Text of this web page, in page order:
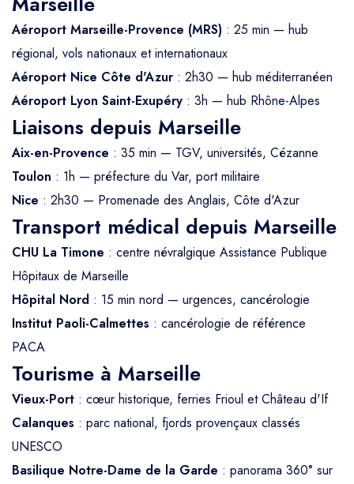
Aéroport Marseille-Provence (MRS) : 25 min — hub
régional, vols nationaux et internationaux
Aéroport Nice Côte d'Azur : 2h30 — hub méditerranéen
Aéroport Lyon Saint-Exupéry : 3h — hub Rhône-Alpes
Liaisons depuis Marseille
Aix-en-Provence : 35 min — TGV, universités, Cézanne
Toulon : 1h — préfecture du Var, port militaire
Nice : 2h30 — Promenade des Anglais, Côte d'Azur
Transport médical depuis Marseille
CHU La Timone : centre névralgique Assistance Publique
Hôpitaux de Marseille
Hôpital Nord : 15 min nord — urgences, cancérologie
Institut Paoli-Calmettes : cancérologie de référence
PACA
Tourisme à Marseille
Vieux-Port : cœur historique, ferries Frioul et Château d'If
Calanques : parc national, fjords provençaux classés
UNESCO
Basilique Notre-Dame de la Garde : panorama 360° sur